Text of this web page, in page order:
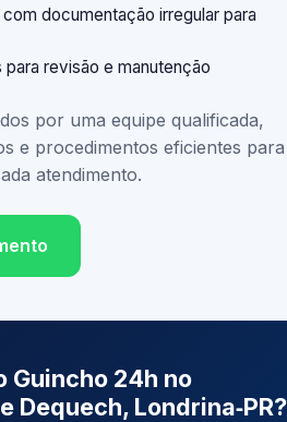
documentação irregular para
revisão e manutenção
por uma equipe qualificada,
e procedimentos eficientes para
atendimento.
Guincho 24h no
Dequech, Londrina‑PR?